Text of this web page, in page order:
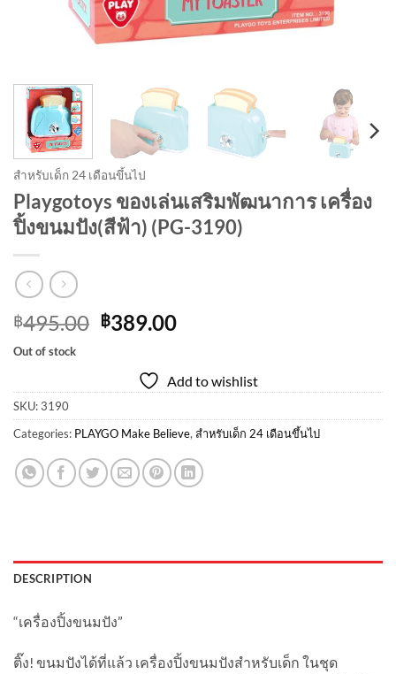
สำหรับเด็ก 24 เดือนขึ้นไป
Playgotoys ของเล่นเสริมพัฒนาการ เครื่อง
ปิ้งขนมปัง(สีฟ้า) (PG-3190)
฿495.00 Original
฿495.00.
฿389.00Current
฿389.00.
Out of stock
Add to wishlist
SKU:3190
Categories: PLAYGO Make Believe, สำหรับเด็ก 24 เดือนขึ้นไป
DESCRIPTION
“เครื่องปิ้งขนมปัง”
ติ๊ง! ขนมปังได้ที่แล้ว เครื่องปิ้งขนมปังสำหรับเด็ก ในชุด